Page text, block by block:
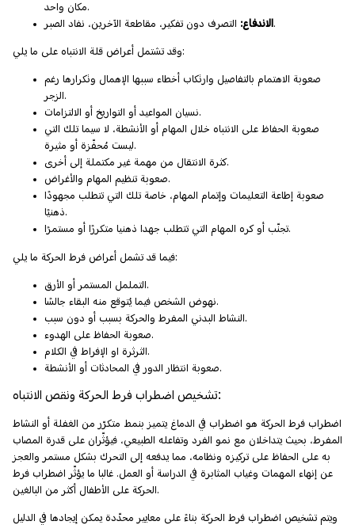
مكان واحد.
الاندفاع: التصرف دون تفكير، مقاطعة الآخرين، نفاد الصبر.
وقد تشتمل أعراض قلة الانتباه على ما يلي:
صعوبة الاهتمام بالتفاصيل وارتكاب أخطاء سببها الإهمال وتكرارها رغم
الزجر.
نسيان المواعيد أو التواريخ أو الالتزامات.
صعوبة الحفاظ على الانتباه خلال المهام أو الأنشطة، لا سيما تلك التي
ليست مُحفّزة أو مثيرة.
كثرة الانتقال من مهمة غير مكتملة إلى أخرى.
صعوبة تنظيم المهام والأغراض.
صعوبة إطاعة التعليمات وإتمام المهام، خاصة تلك التي تتطلب مجهودًا
ذهنيًا.
تجنّب أو كره المهام التي تتطلب جهدا ذهنيا متكررًا أو مستمرًا.
فيما قد تشمل أعراض فرط الحركة ما يلي:
التململ المستمر أو الأرق.
نهوض الشخص فيما يُتوقع منه البقاء جالسًا.
النشاط البدني المفرط والحركة بسبب أو دون سبب.
صعوبة الحفاظ على الهدوء.
الثرثرة او الإفراط في الكلام.
صعوبة انتظار الدور في المحادثات أو الأنشطة.
تشخيص اضطراب فرط الحركة ونقص الانتباه:
اضطراب فرط الحركة هو اضطراب في الدماغ يتميز بنمط متكرّر من الغفلة أو النشاط
المفرط، بحيث يتداخلان مع نمو الفرد وتفاعله الطبيعي، فيؤثّران على قدرة المصاب
به على الحفاظ على تركيزه ونظامه، مما يدفعه إلى التحرك بشكل مستمر والعجز
عن إنهاء المهمات وغياب المثابرة في الدراسة أو العمل. غالبا ما يؤثّر اضطراب فرط
الحركة على الأطفال أكثر من البالغين.
ويتم تشخيص اضطراب فرط الحركة بناءً على معايير محدّدة يمكن إيجادها في الدليل